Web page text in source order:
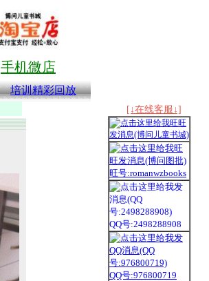
手机微店
培训精彩回放
[↓在线客服↓]
旺号:romanwzbooks
QQ号:2498288908
QQ号:976800719